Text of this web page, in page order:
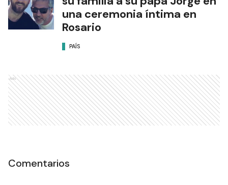
una ceremonia íntima en
Rosario
PAÍS
Ads
Comentarios